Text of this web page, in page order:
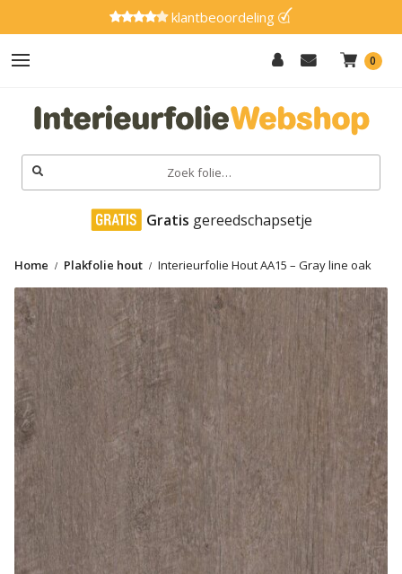
klantbeoordeling
0
Zoeken
naar:
Hout
Effen
Marmer
Glitter
Natuursteen
Textiel
Gereedschap
SALE
Advies
Gratis gereedschapsetje
Home Plakfolie hout Interieurfolie Hout AA15 – Gray line oak